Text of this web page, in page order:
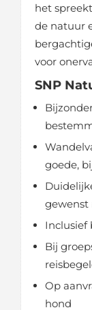
het
de natuur
voor
SNP
goede,
gewenst
Inclusief
Bij
Op
hond